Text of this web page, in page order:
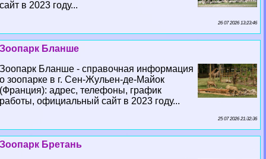
сайт в 2023 году...
26 07 2026 13:23:46
Зоопарк Бланше
Зоопарк Бланше - справочная информация
о зоопарке в г. Сен-Жульен-де-Майок
(Франция): адрес, телефоны, график
работы, официальный сайт в 2023 году...
25 07 2026 21:32:36
Зоопарк Бретань